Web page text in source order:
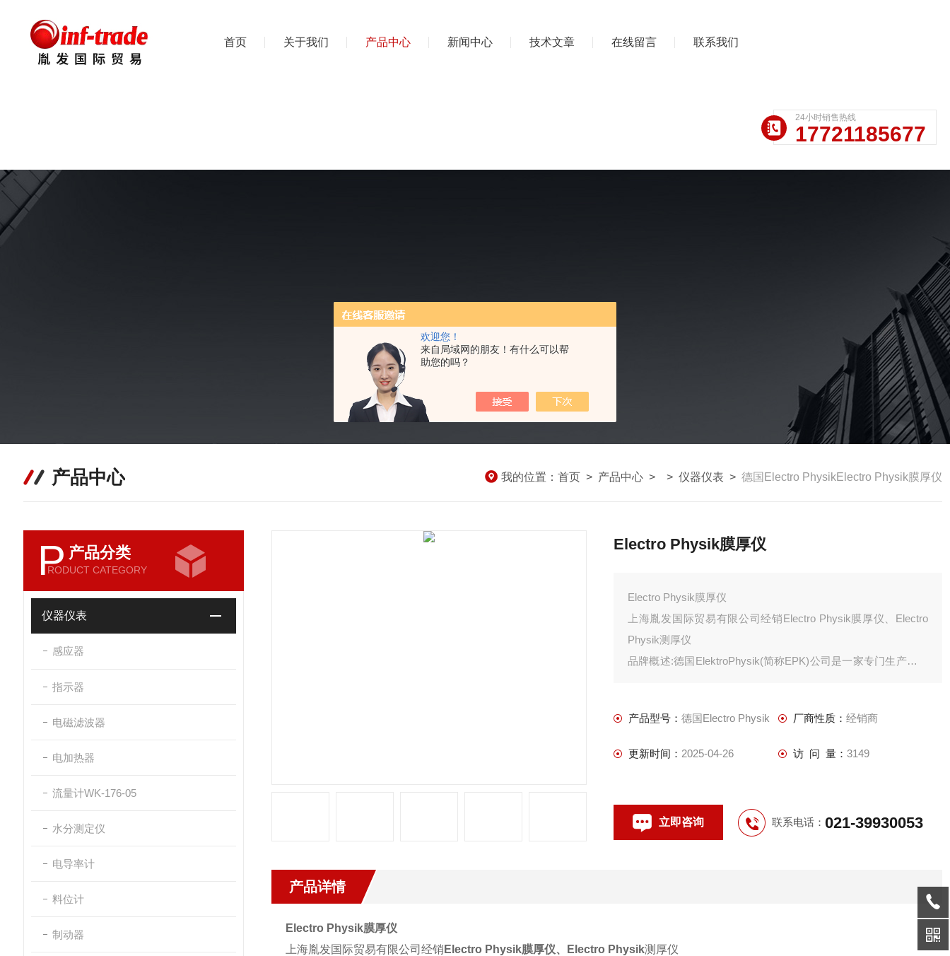
欢迎您！
来自局域网的朋友！有什么可以帮
助您的吗？
首页 关于我们 产品中心 新闻中心 技术文章 在线留言 联系我们
24小时销售热线
17721185677
产品中心 我的位置： 首页 > 产品中心 > > 仪器仪表 > 德国Electro PhysikElectro Physik膜厚仪
P 产品分类
RODUCT CATEGORY
仪器仪表
感应器
指示器
电磁滤波器
电加热器
流量计WK-176-05
水分测定仪
电导率计
料位计
制动器
Electro Physik膜厚仪
Electro Physik膜厚仪
上海胤发国际贸易有限公司经销Electro Physik膜厚仪、Electro
Physik测厚仪
品牌概述:德国ElektroPhysik(简称EPK)公司是一家专门生产测厚
产品型号： 德国Electro Physik 厂商性质： 经销商
更新时间： 2025-04-26 访 问 量： 3149
立即咨询 联系电话： 021-39930053
产品详情
Electro Physik膜厚仪
上海胤发国际贸易有限公司经销 Electro Physik膜厚仪、 Electro Physik测厚仪